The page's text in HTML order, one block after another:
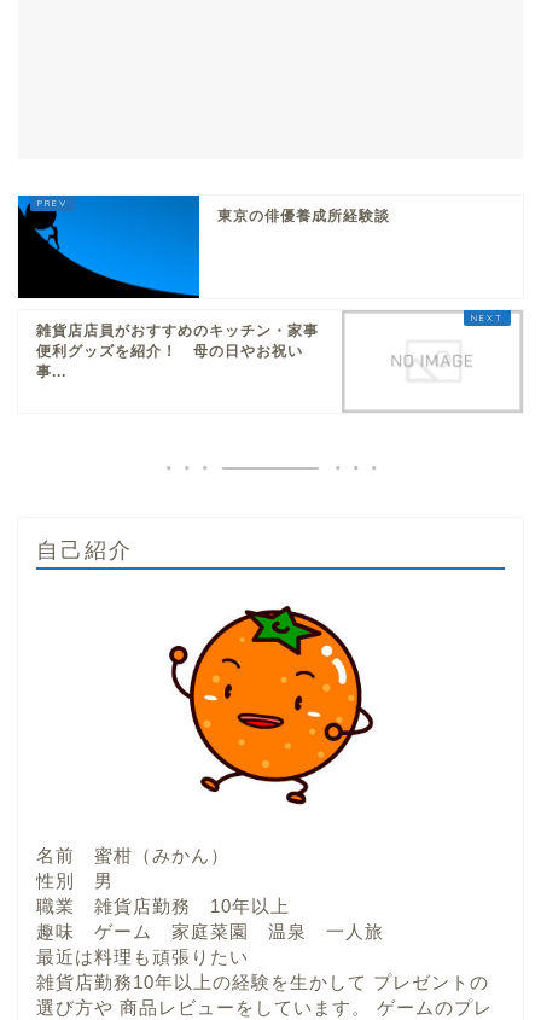
東京の俳優養成所経験談
雑貨店店員がおすすめのキッチン・家事
便利グッズを紹介！ 母の日やお祝い
事...
自己紹介
名前 蜜柑（みかん）
性別 男
職業 雑貨店勤務 10年以上
趣味 ゲーム 家庭菜園 温泉 一人旅
最近は料理も頑張りたい
雑貨店勤務10年以上の経験を生かして プレゼントの
選び方や 商品レビューをしています。 ゲームのプレ